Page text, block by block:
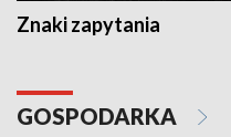
Znaki zapytania
GOSPODARKA